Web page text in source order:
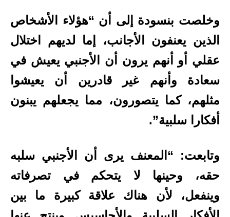
وخلصت بنسودة إلى أن “هؤلاء الأشخاص
الذين يعنفون الأجانب، إما لديهم اختلال
عقلي أو أنهم يرون أن الأجنبي يعيش في
سعادة وأنهم غير قادرين أن يعيشوا
مثلهم، كما يتصورون، مما يجعلهم يبنون
أفكارا سلبية”.
وتابعت: “المعنف يرى أن الأجنبي سلبه
حقه، وحينها لا يتحكم في تصرفاته
وينفعل، لأن هناك علاقة كبيرة ما بين